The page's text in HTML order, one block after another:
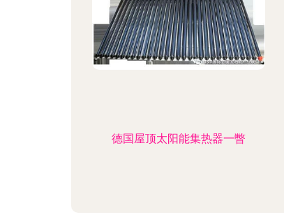
德国屋顶太阳能集热器一瞥